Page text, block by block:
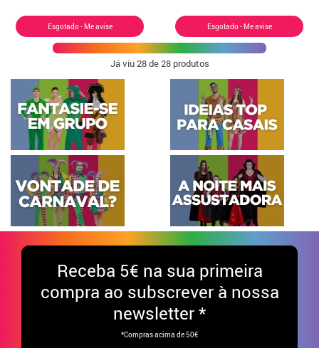
Esgotado - Me avise Esgotado - Me avise
Já viu28de 28 produtos
Receba 5€ na sua primeira
compra ao subscrever à nossa
newsletter *
*Compras acima de 50€